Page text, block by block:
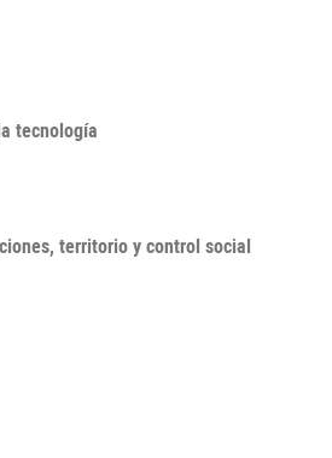
tecnología
territorio y control social